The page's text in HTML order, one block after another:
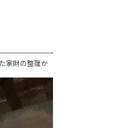
家財の整理か